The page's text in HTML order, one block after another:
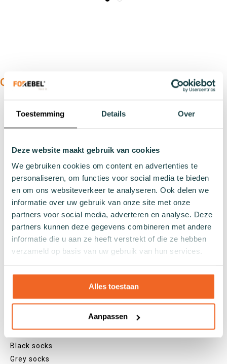
Toestemming Details Over
Deze website maakt gebruik van cookies
We gebruiken cookies om content en advertenties te
personaliseren, om functies voor social media te bieden
en om ons websiteverkeer te analyseren. Ook delen we
informatie over uw gebruik van onze site met onze
partners voor social media, adverteren en analyse. Deze
partners kunnen deze gegevens combineren met andere
informatie die u aan ze heeft verstrekt of die ze hebben
verzameld op basis van uw gebruik van hun services.
Alles toestaan
Aanpassen
OUR PRODUCTS:
Sports socks
Slipper socks
Formal socks
Lenghts
Sneaker socks
Quarter socks
Knee high socks
Colours
White socks
Black socks
Grey socks